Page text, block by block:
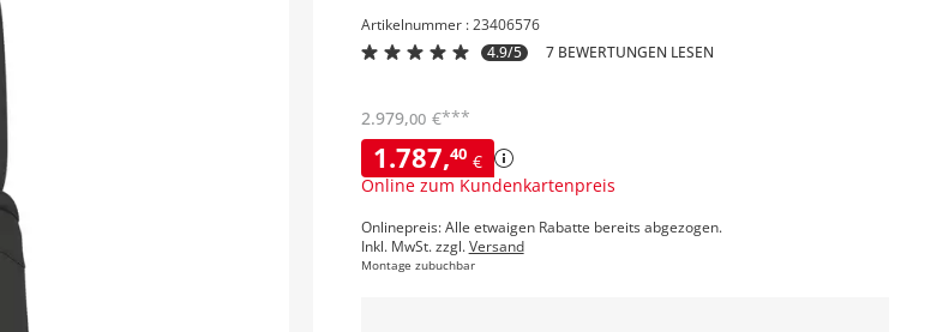
Artikelnummer : 23406576
4.9/5
7 BEWERTUNGEN LESEN
1.787,40 €
Online zum Kundenkartenpreis
2.979,00 €***
Onlinepreis: Alle etwaigen Rabatte bereits abgezogen.
Inkl. MwSt. zzgl.Versand
Montage zubuchbar